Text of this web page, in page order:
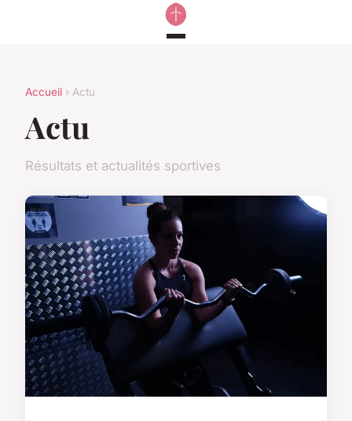
Accueil › Actu
Actu
Résultats et actualités sportives